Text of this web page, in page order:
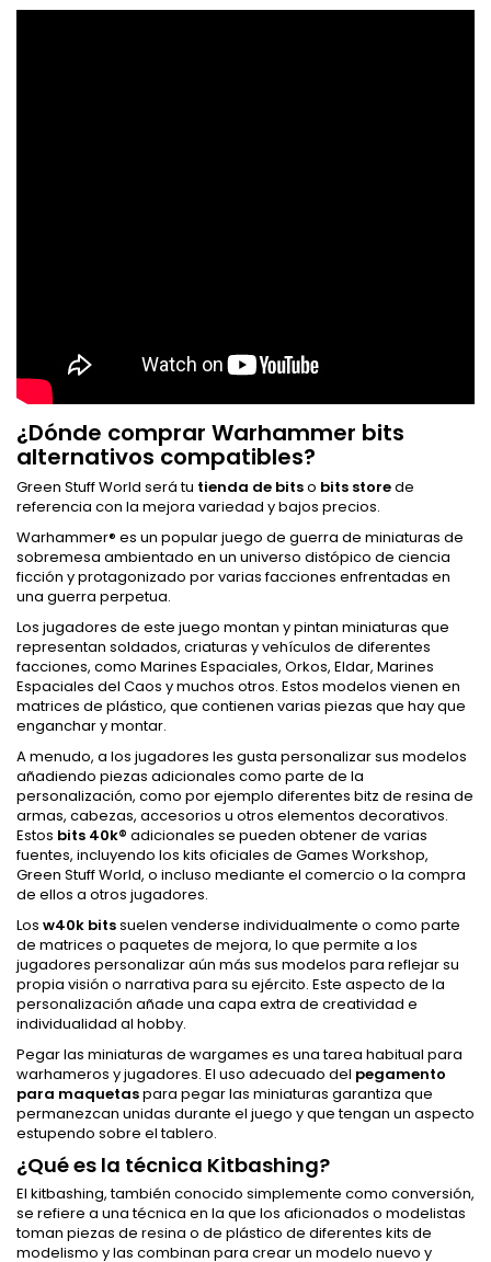
¿Dónde comprar Warhammer bits
alternativos compatibles?
Green Stuff World será tu tienda de bitso bits storede
referencia con la mejora variedad y bajos precios.
Warhammer® es un popular juego de guerra de miniaturas de
sobremesa ambientado en un universo distópico de ciencia
ficción y protagonizado por varias facciones enfrentadas en
una guerra perpetua.
Los jugadores de este juego montan y pintan miniaturas que
representan soldados, criaturas y vehículos de diferentes
facciones, como Marines Espaciales, Orkos, Eldar, Marines
Espaciales del Caos y muchos otros. Estos modelos vienen en
matrices de plástico, que contienen varias piezas que hay que
enganchar y montar.
A menudo, a los jugadores les gusta personalizar sus modelos
añadiendo piezas adicionales como parte de la
personalización, como por ejemplo diferentes bitz de resina de
armas, cabezas, accesorios u otros elementos decorativos.
Estos bits 40k® adicionales se pueden obtener de varias
fuentes, incluyendo los kits oficiales de Games Workshop,
Green Stuff World, o incluso mediante el comercio o la compra
de ellos a otros jugadores.
Los w40k bitssuelen venderse individualmente o como parte
de matrices o paquetes de mejora, lo que permite a los
jugadores personalizar aún más sus modelos para reflejar su
propia visión o narrativa para su ejército. Este aspecto de la
personalización añade una capa extra de creatividad e
individualidad al hobby.
Pegar las miniaturas de wargames es una tarea habitual para
warhameros y jugadores. El uso adecuado del pegamento
para maquetaspara pegar las miniaturas garantiza que
permanezcan unidas durante el juego y que tengan un aspecto
estupendo sobre el tablero.
¿Qué es la técnica Kitbashing?
El kitbashing, también conocido simplemente como conversión,
se refiere a una técnica en la que los aficionados o modelistas
toman piezas de resina o de plástico de diferentes kits de
modelismo y las combinan para crear un modelo nuevo y